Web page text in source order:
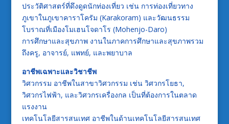
ประวัติศาสตร์ที่ดึงดูดนักท่องเที่ยว เช่น การท่องเที่ยวทาง
ภูเขาในภูเขาคาราโครัม (Karakoram) และวัฒนธรรม
โบราณที่เมืองโมเฮนโจดาโร (Mohenjo-Daro)
การศึกษาและสุขภาพ งานในภาคการศึกษาและสุขภาพรวม
ถึงครู, อาจารย์, แพทย์, และพยาบาล
อาชีพเฉพาะและวิชาชีพ
วิศวกรรม อาชีพในสาขาวิศวกรรม เช่น วิศวกรโยธา,
วิศวกรไฟฟ้า, และวิศวกรเครื่องกล เป็นที่ต้องการในตลาด
แรงงาน
เทคโนโลยีสารสนเทศ อาชีพในด้านเทคโนโลยีสารสนเทศ